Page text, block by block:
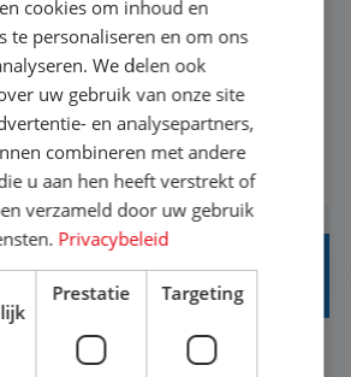
in de reisbranche of
ben je klaar voor de
je stoel reis je de hele
je moeiteloos in op de
je klant en wat er in de
Met je enthousiasme weet je
om die droomreis te
ALLROUND
Holland, Nederland
cookies om inhoud en
te personaliseren en om ons
We delen ook
uw gebruik van onze site
en analysepartners,
combineren met andere
u aan hen heeft verstrekt of
verzameld door uw gebruik
Privacybeleid
Prestatie Targeting